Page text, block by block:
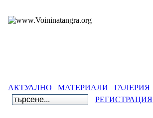
АКТУАЛНО МАТЕРИАЛИ ГАЛЕРИЯ
РЕГИСТРАЦИЯ